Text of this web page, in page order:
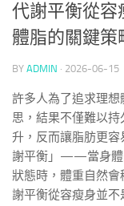
代謝平衡從容
體脂的關鍵策
BY ADMIN · 2026-06-15
許多人為了追求理
思，結果不僅難以
升，反而讓脂肪更
謝平衡」——當身體
狀態時，體重自然
謝平衡從容瘦身並